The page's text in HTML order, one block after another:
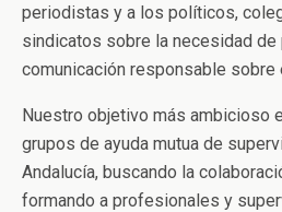
periodistas y a los políticos,
sindicatos sobre la necesidad de
comunicación responsable sobre
Nuestro objetivo más ambicioso
grupos de ayuda mutua de
Andalucía, buscando la
formando a profesionales y